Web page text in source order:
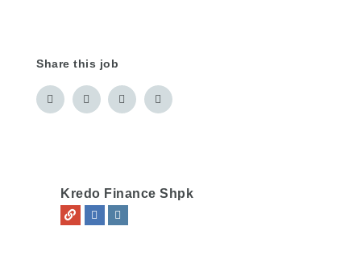
Share this job
Kredo Finance Shpk